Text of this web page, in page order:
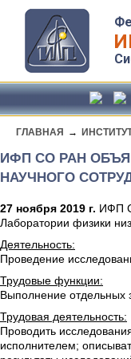
ГЛАВНАЯ →
ИФП СО РАН
НАУЧНОГО
27 ноября 2019 г. ИФП
Лаборатории физики
Деятельность:
Проведение
Трудовые функции:
Выполнение отдельных
Трудовая деятельность:
Проводить
исполнителем;